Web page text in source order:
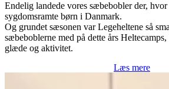
Endelig landede vores sæbebobler der,
sygdomsramte børn i Danmark.
Og grundet sæsonen var Legeheltene så
sæbeboblerne med på dette års
glæde og aktivitet.
Læs mere